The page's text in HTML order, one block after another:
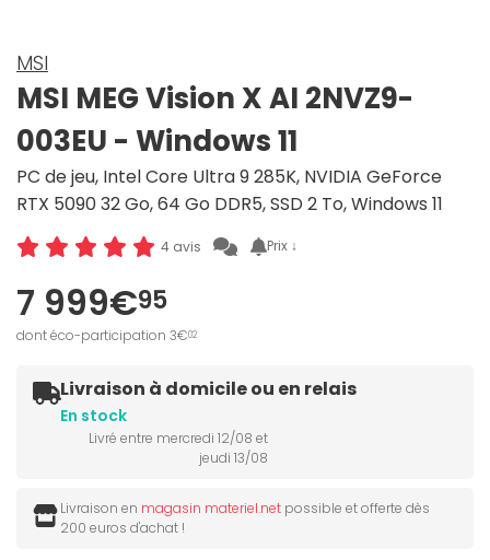
MSI
MSI MEG Vision X AI 2NVZ9-
003EU - Windows 11
PC de jeu, Intel Core Ultra 9 285K, NVIDIA GeForce
RTX 5090 32 Go, 64 Go DDR5, SSD 2 To, Windows 11
4 avis Prix ↓
7 999€95
dont éco-participation 3€02
Livraison à domicile ou en relais
En stock
Livré entre mercredi 12/08 et
jeudi 13/08
Livraison en magasin materiel.net possible et offerte dès
200 euros d'achat !